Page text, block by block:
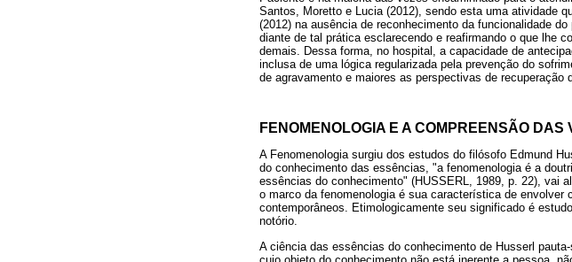
Santos, Moretto e Lucia (2012), sendo esta uma atividade
(2012) na ausência de reconhecimento da funcionalidade
diante de tal prática esclarecendo e reafirmando o que lhe
demais. Dessa forma, no hospital, a capacidade de
inclusa de uma lógica regularizada pela prevenção do
de agravamento e maiores as perspectivas de recuperação
FENOMENOLOGIA E A COMPREENSÃO DAS
A Fenomenologia surgiu dos estudos do filósofo Edmund
do conhecimento das essências, "a fenomenologia é a
essências do conhecimento" (HUSSERL, 1989, p. 22), vai
o marco da fenomenologia é sua característica de
contemporâneos. Etimologicamente seu significado é
notório.
A ciência das essências do conhecimento de Husserl